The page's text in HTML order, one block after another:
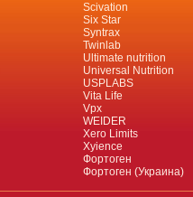
Scivation
Six Star
Syntrax
Twinlab
Ultimate nutrition
Universal Nutrition
USPLABS
Vita Life
Vpx
WEIDER
Xero Limits
Xyience
Фортоген
Фортоген (Украина)